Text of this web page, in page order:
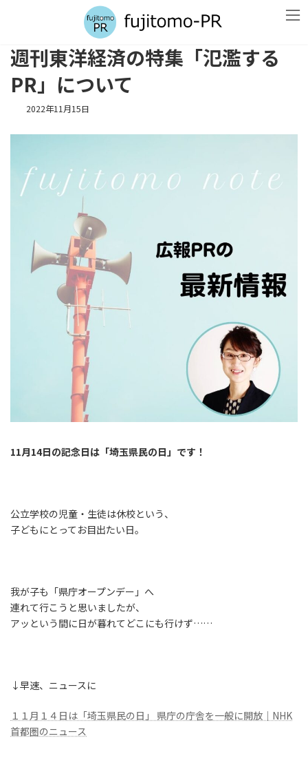
週刊東洋経済の特集「氾濫する
PR」について
2022年11月15日
11月14日の記念日は「埼玉県民の日」です！
公立学校の児童・生徒は休校という、
子どもにとってお目出たい日。
我が子も「県庁オープンデー」へ
連れて行こうと思いましたが、
アッという間に日が暮れてどこにも行けず……
↓早速、ニュースに
１１月１４日は「埼玉県民の日」 県庁の庁舎を一般に開放｜NHK
首都圏のニュース